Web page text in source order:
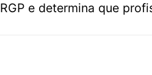
e determina que